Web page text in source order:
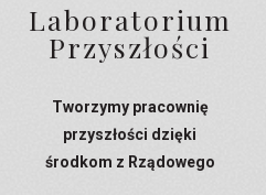
Laboratorium
Przyszłości
Tworzymy pracownię
przyszłości dzięki
środkom z Rządowego